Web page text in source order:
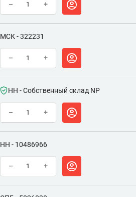
– +
МСК - 322231
– +
НН - Собственный склад NP
– +
НН - 10486966
– +